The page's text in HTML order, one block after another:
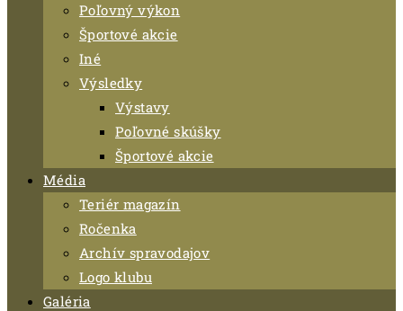
Poľovný výkon
Športové akcie
Iné
Výsledky
Výstavy
Poľovné skúšky
Športové akcie
Média
Teriér magazín
Ročenka
Archív spravodajov
Logo klubu
Galéria